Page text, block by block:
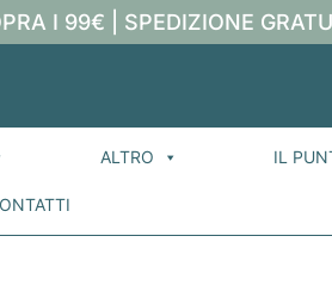
I 99€ | SPEDIZIONE
ALTRO IL